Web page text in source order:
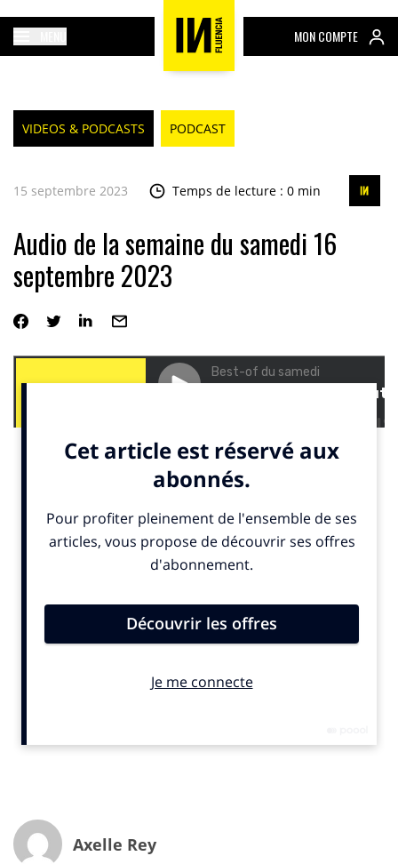
MON COMPTE
VIDEOS & PODCASTS PODCAST
15 septembre 2023 Temps de lecture : 0 min
Audio de la semaine du samedi 16
septembre 2023
Axelle Rey